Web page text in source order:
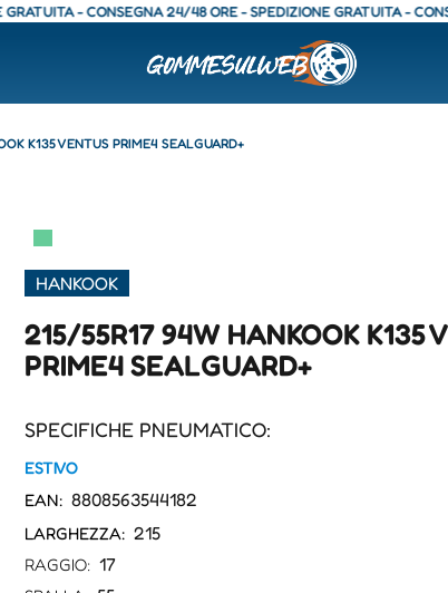
- CONSEGNA 24/48 ORE - SPEDIZIONE GRATUITA -
K135 VENTUS PRIME4 SEALGUARD+
▀
HANKOOK
215/55R17 94W HANKOOK K135
PRIME4 SEALGUARD+
SPECIFICHE PNEUMATICO:
ESTIVO
EAN: 8808563544182
LARGHEZZA: 215
RAGGIO: 17